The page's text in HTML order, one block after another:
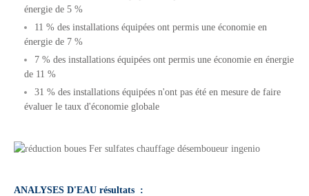
énergie de 5 %
11 % des installations équipées ont permis une économie en
énergie de 7 %
7 % des installations équipées ont permis une économie en énergie
de 11 %
31 % des installations équipées n'ont pas été en mesure de faire
évaluer le taux d'économie globale
ANALYSES D'EAU résultats :